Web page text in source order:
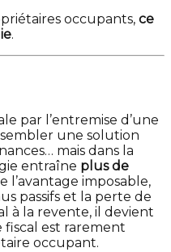
occupants, ce
.
par l’entremise d’une
une solution
mais dans la
entraîne plus de
l’avantage imposable,
passifs et la perte de
à la revente, il devient
est rarement
occupant.